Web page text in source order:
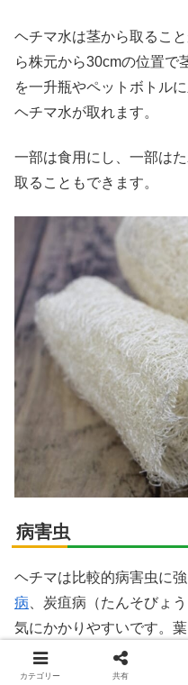
ヘチマ水は茎から取るこ
ら株元から30cmの位置で
を一升瓶やペットボトル
ヘチマ水が取れます。
一部は食用にし、一部は
取ることもできます。
病害虫
ヘチマは比較的病害虫に
病 、炭疽病（たんそびょ
気にかかりやすいです。
りしてきたら病気を疑い
温多湿によるカビの被害
カテゴリー 共有